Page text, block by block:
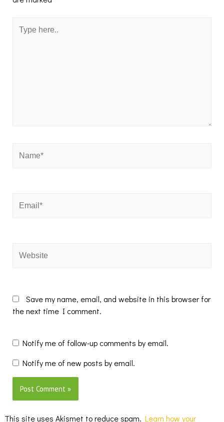
here..
Save my name, email, and website in this browser for
the next time I comment.
Notify me of follow-up comments by email.
Notify me of new posts by email.
This site uses Akismet to reduce spam. Learn how your